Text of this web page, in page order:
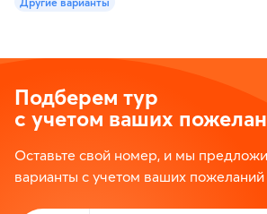
Подберем тур
с учетом ваших
Оставьте свой номер, и мы
варианты с учетом ваших пожеланий